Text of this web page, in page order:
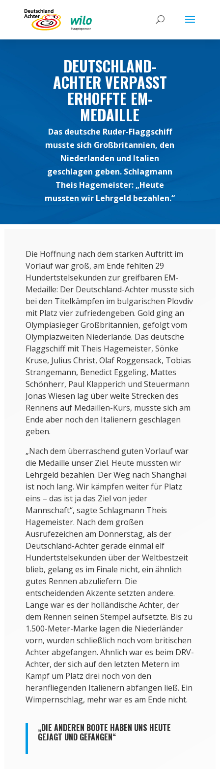
DEUTSCHLAND-
ACHTER VERPASST
ERHOFFTE EM-
MEDAILLE
Das deutsche Ruder-Flaggschiff
musste sich Großbritannien, den
Niederlanden und Italien
geschlagen geben. Schlagmann
Theis Hagemeister: „Heute
mussten wir Lehrgeld bezahlen.“
Die Hoffnung nach dem starken Auftritt im
Vorlauf war groß, am Ende fehlten 29
Hundertstelsekunden zur greifbaren EM-
Medaille: Der Deutschland-Achter musste sich
bei den Titelkämpfen im bulgarischen Plovdiv
mit Platz vier zufriedengeben. Gold ging an
Olympiasieger Großbritannien, gefolgt vom
Olympiazweiten Niederlande. Das deutsche
Flaggschiff mit Theis Hagemeister, Sönke
Kruse, Julius Christ, Olaf Roggensack, Tobias
Strangemann, Benedict Eggeling, Mattes
Schönherr, Paul Klapperich und Steuermann
Jonas Wiesen lag über weite Strecken des
Rennens auf Medaillen-Kurs, musste sich am
Ende aber noch den Italienern geschlagen
geben.
„Nach dem überraschend guten Vorlauf war
die Medaille unser Ziel. Heute mussten wir
Lehrgeld bezahlen. Der Weg nach Shanghai
ist noch lang. Wir kämpfen weiter für Platz
eins – das ist ja das Ziel von jeder
Mannschaft“, sagte Schlagmann Theis
Hagemeister. Nach dem großen
Ausrufezeichen am Donnerstag, als der
Deutschland-Achter gerade einmal elf
Hundertstelsekunden über der Weltbestzeit
blieb, gelang es im Finale nicht, ein ähnlich
gutes Rennen abzuliefern. Die
entscheidenden Akzente setzten andere.
Lange war es der holländische Achter, der
dem Rennen seinen Stempel aufsetzte. Bis zu
1.500-Meter-Marke lagen die Niederländer
vorn, wurden schließlich noch vom britischen
Achter abgefangen. Ähnlich war es beim DRV-
Achter, der sich auf den letzten Metern im
Kampf um Platz drei noch von den
heranfliegenden Italienern abfangen ließ. Ein
Wimpernschlag, mehr war es am Ende nicht.
„DIE ANDEREN BOOTE HABEN UNS HEUTE
GEJAGT UND GEFANGEN“